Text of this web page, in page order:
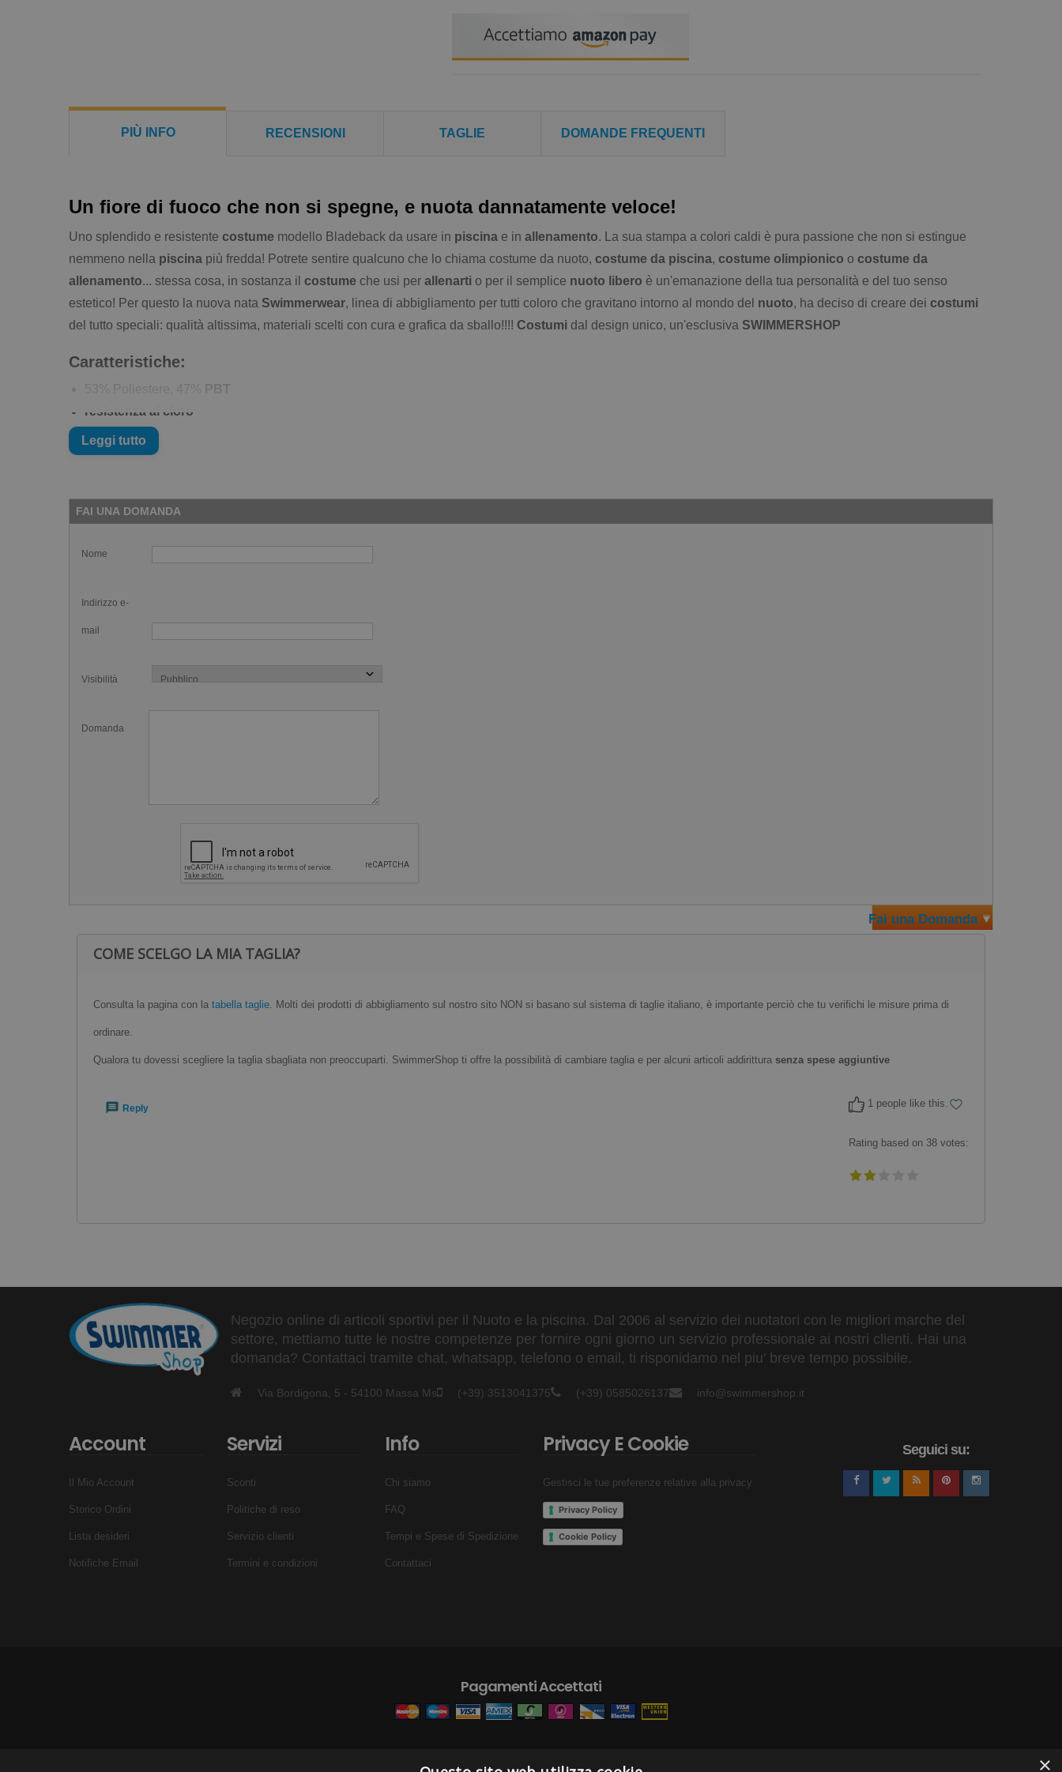
PIÙ INFO RECENSIONI TAGLIE DOMANDE FREQUENTI
Un fiore di fuoco che non si spegne, e nuota dannatamente veloce!
Uno splendido e resistente costume modello Bladeback da usare in piscina e in allenamento. La sua stampa a colori caldi è pura passione che non si estingue
nemmeno nella piscina più fredda! Potrete sentire qualcuno che lo chiama costume da nuoto, costume da piscina, costume olimpionico o costume da
allenamento... stessa cosa, in sostanza il costume che usi per allenarti o per il semplice nuoto libero è un'emanazione della tua personalità e del tuo senso
estetico! Per questo la nuova nata Swimmerwear, linea di abbigliamento per tutti coloro che gravitano intorno al mondo del nuoto, ha deciso di creare dei costumi
del tutto speciali: qualità altissima, materiali scelti con cura e grafica da sballo!!!! Costumi dal design unico, un'esclusiva SWIMMERSHOP
Caratteristiche:
53% Poliestere, 47%
PBT
resistenza al cloro
cuciture rinforzate
Leggi tutto
FAI UNA DOMANDA
Nome
Indirizzo e-
mail
Visibilità
Domanda
Fai una Domanda
COME SCELGO LA MIA TAGLIA?
Consulta la pagina con la tabella taglie. Molti dei prodotti di abbigliamento sul nostro sito NON si basano sul sistema di taglie italiano, è importante perciò che tu verifichi le misure prima di
ordinare.
Qualora tu dovessi scegliere la taglia sbagliata non preoccuparti. SwimmerShop ti offre la possibilità di cambiare taglia e per alcuni articoli addirittura senza spese aggiuntive
1 people like this.
Rating based on 38 votes:
Reply
Negozio online di articoli sportivi per il Nuoto e la piscina. Dal 2006 al servizio dei nuotatori con le migliori marche del
settore, mettiamo tutte le nostre competenze per fornire ogni giorno un servizio professionale ai nostri clienti. Hai una
domanda? Contattaci tramite chat, whatsapp, telefono o email, ti risponidamo nel piu' breve tempo possibile.
Via Bordigona, 5 - 54100 Massa Ms (+39) 3513041375 (+39) 0585026137 info@swimmershop.it
Account
Il Mio Account
Storico Ordini
Lista desideri
Notifiche Email
Servizi
Sconti
Politiche di reso
Servizio clienti
Termini e condizioni
Info
Chi siamo
FAQ
Tempi e Spese di Spedizione
Contattaci
Privacy E Cookie
Gestisci le tue preferenze relative alla privacy
Privacy Policy
Cookie Policy
Seguici su:
Pagamenti Accettati
×